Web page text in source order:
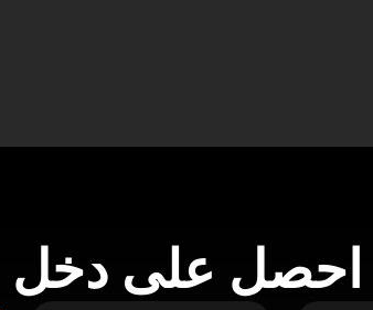
احصل على دخل